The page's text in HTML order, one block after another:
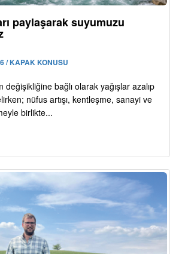
paylaşarak suyumuzu
/ KAPAK KONUSU
değişikliğine bağlı olarak yağışlar azalıp
nüfus artışı, kentleşme, sanayi ve
birlikte...